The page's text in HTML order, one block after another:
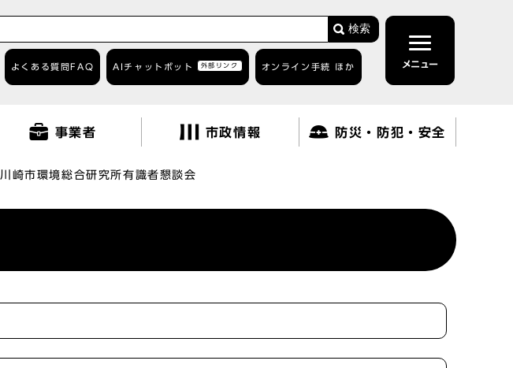
検索
よくある質問 FAQ AIチャットボット 外部リンク オンライン手続 ほか メニュー
事業者 市政情報 防災・防犯・安全
川崎市環境総合研究所有識者懇談会